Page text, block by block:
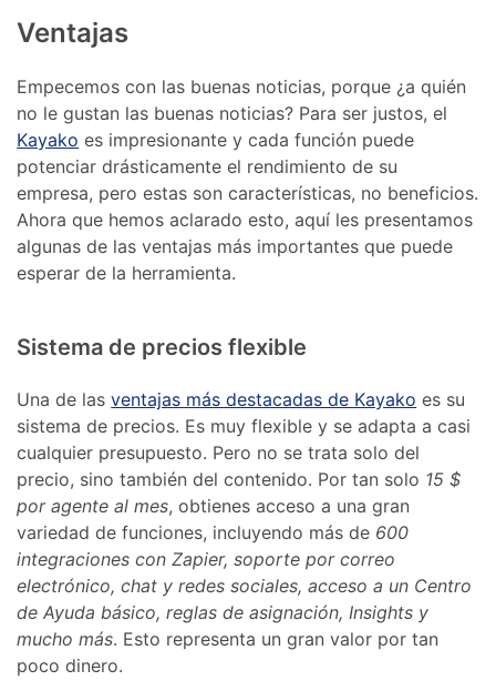
Ventajas
Empecemos con las buenas noticias, porque ¿a quién
no le gustan las buenas noticias? Para ser justos, el
Kayako es impresionante y cada función puede
potenciar drásticamente el rendimiento de su
empresa, pero estas son características, no beneficios.
Ahora que hemos aclarado esto, aquí les presentamos
algunas de las ventajas más importantes que puede
esperar de la herramienta.
Sistema de precios flexible
Una de lasventajas más destacadas de Kayako es su
sistema de precios. Es muy flexible y se adapta a casi
cualquier presupuesto. Pero no se trata solo del
precio, sino también del contenido. Por tan solo 15 $
por agente al mes, obtienes acceso a una gran
variedad de funciones, incluyendo más de 600
integraciones con Zapier, soporte por correo
electrónico, chat y redes sociales, acceso a un Centro
de Ayuda básico, reglas de asignación, Insights y
mucho más. Esto representa un gran valor por tan
poco dinero.